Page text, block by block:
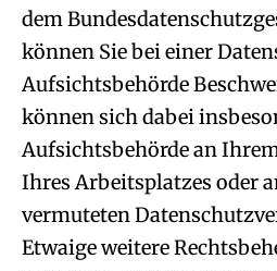
dem
können Sie bei einer
Aufsichtsbehörde
können sich dabei
Aufsichtsbehörde an
Ihres Arbeitsplatzes oder
vermuteten
Etwaige weitere